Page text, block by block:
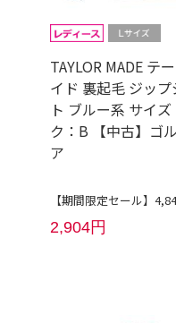
TAYLOR MADE テ
イド 裏起毛 ジップ
ト ブルー系 サイ
ク：B 【中古】ゴ
ア
【期間限定セール】
2,904円